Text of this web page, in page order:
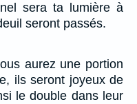
sera ta lumière à
seront passés.
aurez une portion
ils seront joyeux de
le double dans leur